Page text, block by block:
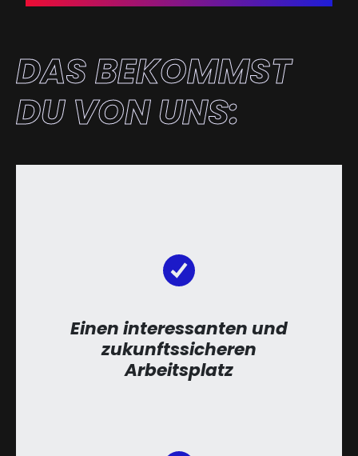
DAS BEKOMMST
DU VON UNS:
Einen interessanten und
zukunftssicheren
Arbeitsplatz